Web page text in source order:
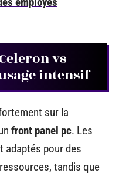
vs
intensif
sur la
front panel pc. Les
adaptés pour des
tandis que